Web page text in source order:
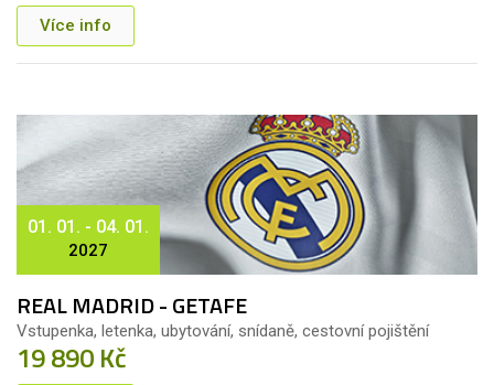
Více info
01. 01. - 04. 01.
2027
REAL MADRID - GETAFE
Vstupenka, letenka, ubytování, snídaně, cestovní pojištění
19 890 Kč